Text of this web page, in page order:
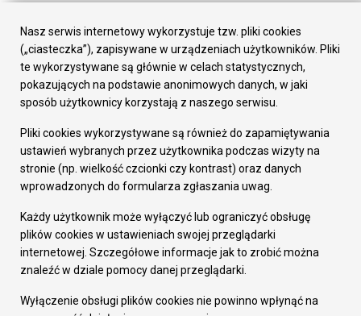
Załatw sprawę
Prezydent Miasta
Rada Miasta
Wydziały
Elektroniczna Skrzynka Podawcza
Gospodarka
Fundusze europejskie
Środki krajowe
Oferty inwestycyjne
Pozostałe
Deklaracja dostępności
Dane osobowe
Dodaj opinię o witrynie
Nasz serwis internetowy wykorzystuje tzw. pliki cookies
(„ciasteczka”), zapisywane w urządzeniach użytkowników. Pliki
te wykorzystywane są głównie w celach statystycznych,
pokazujących na podstawie anonimowych danych, w jaki
sposób użytkownicy korzystają z naszego serwisu.
Pliki cookies wykorzystywane są również do zapamiętywania
ustawień wybranych przez użytkownika podczas wizyty na
stronie (np. wielkość czcionki czy kontrast) oraz danych
wprowadzonych do formularza zgłaszania uwag.
Każdy użytkownik może wyłączyć lub ograniczyć obsługę
plików cookies w ustawieniach swojej przeglądarki
internetowej. Szczegółowe informacje jak to zrobić można
znaleźć w dziale pomocy danej przeglądarki.
Wyłączenie obsługi plików cookies nie powinno wpłynąć na